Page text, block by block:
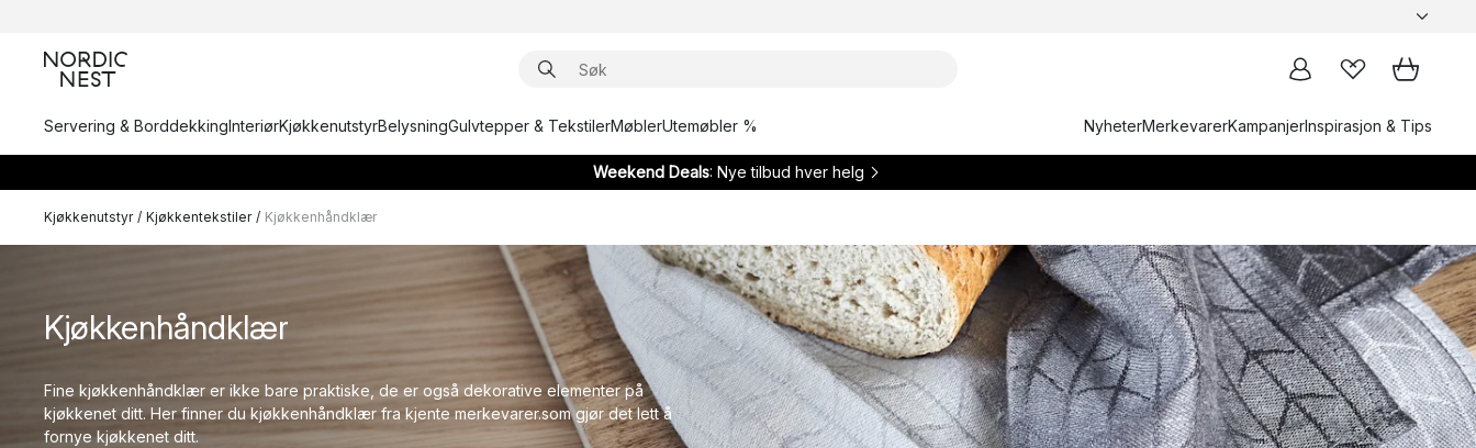
Servering & BorddekkingInteriørKjøkkenutstyrBelysningGulvtepper & TekstilerMøblerUtemøbler % NyheterMerkevarerKampanjerInspirasjon & Tips
Weekend Deals: Nye tilbud hver helg
Kjøkkenutstyr / Kjøkkentekstiler / Kjøkkenhåndklær
Kjøkkenhåndklær
Fine kjøkkenhåndklær er ikke bare praktiske, de er også dekorative elementer på
kjøkkenet ditt. Her finner du kjøkkenhåndklær fra kjente merkevarer.som gjør det lett å
fornye kjøkkenet ditt.